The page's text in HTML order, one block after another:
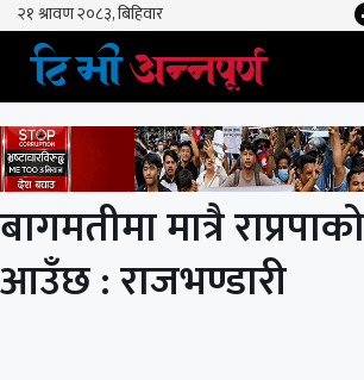
Skip
content
बागमतीमा मात्रै
आउँछ : राजभण्डारी